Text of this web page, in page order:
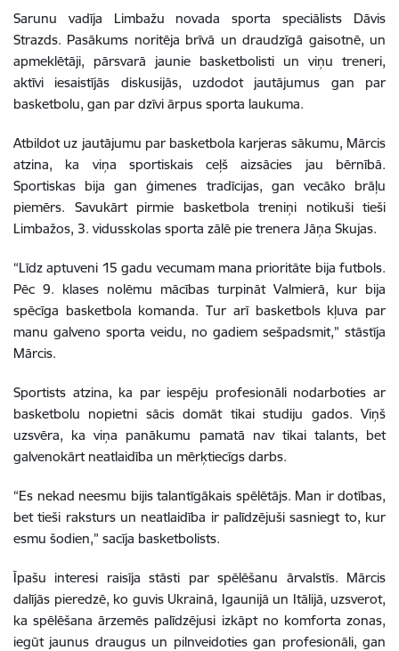
Sarunu vadīja Limbažu novada sporta speciālists Dāvis
Strazds. Pasākums noritēja brīvā un draudzīgā gaisotnē, un
apmeklētāji, pārsvarā jaunie basketbolisti un viņu treneri,
aktīvi iesaistījās diskusijās, uzdodot jautājumus gan par
basketbolu, gan par dzīvi ārpus sporta laukuma.
Atbildot uz jautājumu par basketbola karjeras sākumu, Mārcis
atzina, ka viņa sportiskais ceļš aizsācies jau bērnībā.
Sportiskas bija gan ģimenes tradīcijas, gan vecāko brāļu
piemērs. Savukārt pirmie basketbola treniņi notikuši tieši
Limbažos, 3. vidusskolas sporta zālē pie trenera Jāņa Skujas.
“Līdz aptuveni 15 gadu vecumam mana prioritāte bija futbols.
Pēc 9. klases nolēmu mācības turpināt Valmierā, kur bija
spēcīga basketbola komanda. Tur arī basketbols kļuva par
manu galveno sporta veidu, no gadiem sešpadsmit,” stāstīja
Mārcis.
Sportists atzina, ka par iespēju profesionāli nodarboties ar
basketbolu nopietni sācis domāt tikai studiju gados. Viņš
uzsvēra, ka viņa panākumu pamatā nav tikai talants, bet
galvenokārt neatlaidība un mērķtiecīgs darbs.
“Es nekad neesmu bijis talantīgākais spēlētājs. Man ir dotības,
bet tieši raksturs un neatlaidība ir palīdzējuši sasniegt to, kur
esmu šodien,” sacīja basketbolists.
Īpašu interesi raisīja stāsti par spēlēšanu ārvalstīs. Mārcis
dalījās pieredzē, ko guvis Ukrainā, Igaunijā un Itālijā, uzsverot,
ka spēlēšana ārzemēs palīdzējusi izkāpt no komforta zonas,
iegūt jaunus draugus un pilnveidoties gan profesionāli, gan